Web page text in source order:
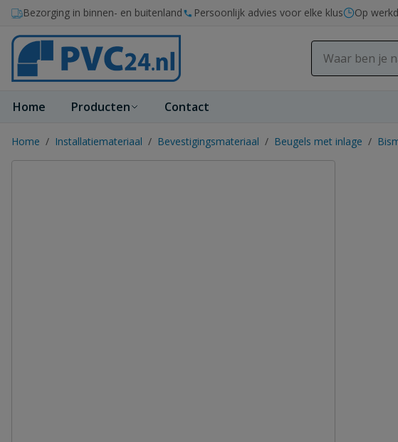
Ga naar de inhoud
Bezorging in binnen- en buitenland Persoonlijk advies voor elke klus Op
Home Producten Contact
Home / Installatiemateriaal / Bevestigingsmateriaal / Beugels met inlage /